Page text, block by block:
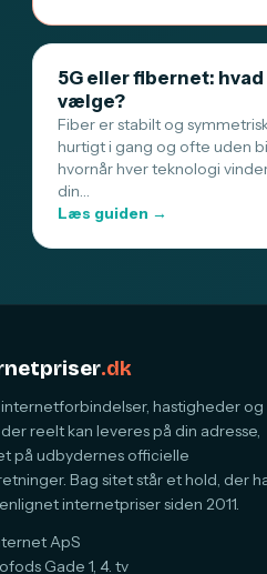
5G eller fibernet: hvad
vælge?
Fiber er stabilt og
hurtigt i gang og ofte uden
hvornår hver teknologi
din…
Læs guiden →
.dk
hastigheder og
reelt kan leveres på din adresse,
på udbydernes officielle
Bag sitet står et hold, der
internetpriser siden 2011.
ApS
Gade 1, 4. tv